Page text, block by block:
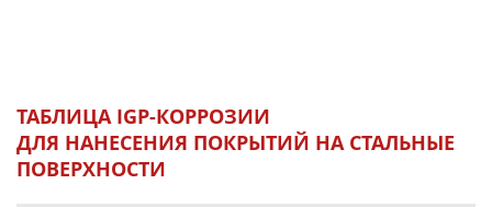
ТАБЛИЦА IGP-КОРРОЗИИ
ДЛЯ НАНЕСЕНИЯ ПОКРЫТИЙ НА СТАЛЬНЫЕ
ПОВЕРХНОСТИ